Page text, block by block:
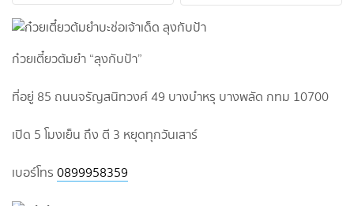
ก๋วยเตี๋ยวต้มยำ “ลุงกับป้า”
ที่อยู่ 85 ถนนจรัญสนิทวงศ์ 49 บางบำหรุ บางพลัด กทม 10700
เปิด 5 โมงเย็น ถึง ตี 3 หยุดทุกวันเสาร์
เบอร์โทร 0899958359